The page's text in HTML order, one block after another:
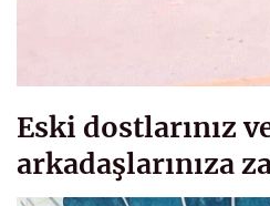
Eski dostlarınız
arkadaşlarınıza